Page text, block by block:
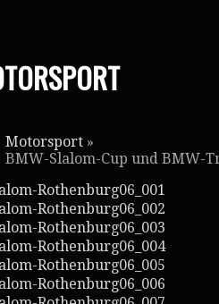
Motorsport »
BMW-Slalom-Cup und BMW-